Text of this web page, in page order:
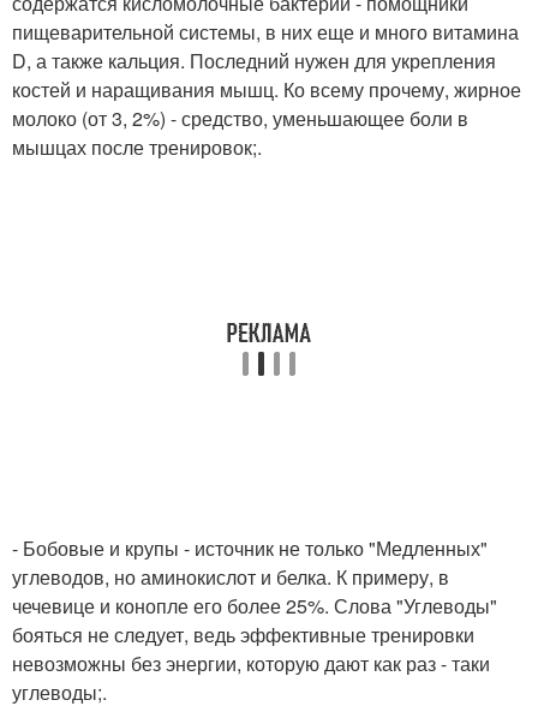
пищеварительной системы, в них еще и много витамина
D, а также кальция. Последний нужен для укрепления
костей и наращивания мышц. Ко всему прочему, жирное
молоко (от 3, 2%) - средство, уменьшающее боли в
мышцах после тренировок;.
- Бобовые и крупы - источник не только "Медленных"
углеводов, но аминокислот и белка. К примеру, в
чечевице и конопле его более 25%. Слова "Углеводы"
бояться не следует, ведь эффективные тренировки
невозможны без энергии, которую дают как раз - таки
углеводы;.